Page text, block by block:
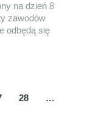
na dzień 8
zawodów
odbędą się
28
…